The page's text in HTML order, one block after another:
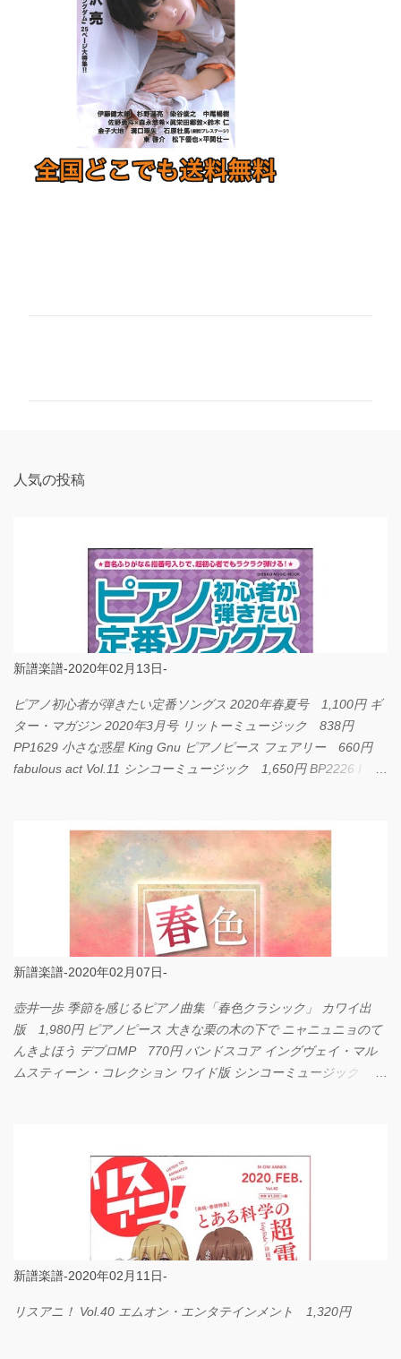
人気の投稿
新譜楽譜-2020年02月13日-
ピアノ初心者が弾きたい定番ソングス 2020年春夏号 1,100円 ギ
ター・マガジン 2020年3月号 リットーミュージック 838円
PP1629 小さな惑星 King Gnu ピアノピース フェアリー 660円
fabulous act Vol.11 シンコーミュージック 1,650円 BP2226 I
新譜楽譜-2020年02月07日-
壺井一歩 季節を感じるピアノ曲集「春色クラシック」 カワイ出
版 1,980円 ピアノピース 大きな栗の木の下で ニャニュニョのて
んきよほう デプロMP 770円 バンドスコア イングヴェイ・マル
ムスティーン・コレクション ワイド版 シンコーミュージック
新譜楽譜-2020年02月11日-
リスアニ！ Vol.40 エムオン・エンタテインメント 1,320円